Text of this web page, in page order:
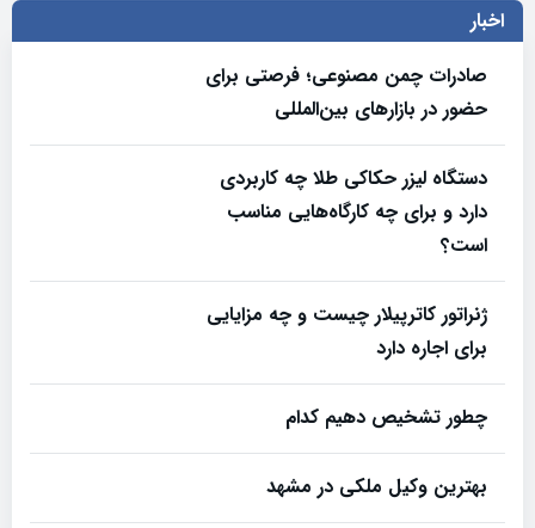
اخبار
صادرات چمن مصنوعی؛ فرصتی برای
حضور در بازارهای بین‌المللی
دستگاه لیزر حکاکی طلا چه کاربردی
دارد و برای چه کارگاه‌هایی مناسب
است؟
ژنراتور کاترپیلار چیست و چه مزایایی
برای اجاره دارد
چطور تشخیص دهیم کدام
بهترین وکیل ملکی در مشهد